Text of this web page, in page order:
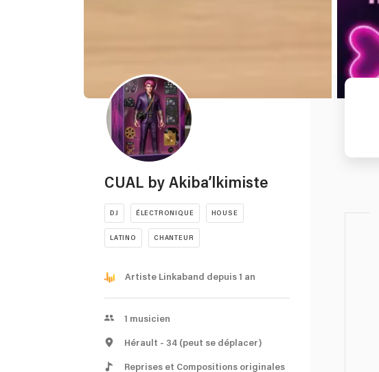
CUAL by Akiba’lkimiste
DJ ÉLECTRONIQUE HOUSE
LATINO CHANTEUR
Artiste Linkaband depuis 1 an
1 musicien
Hérault - 34 (peut se déplacer)
Reprises et Compositions originales